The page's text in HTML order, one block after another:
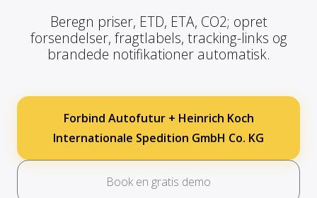
Beregn priser, ETD, ETA, CO2; opret
forsendelser, fragtlabels, tracking-links og
brandede notifikationer automatisk.
Forbind Autofutur + Heinrich Koch
Internationale Spedition GmbH Co. KG
Book en gratis demo